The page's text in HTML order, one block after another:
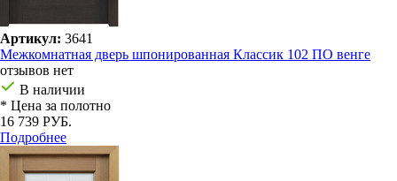
Артикул: 3641
Межкомнатная дверь шпонированная Классик 102 ПО венге
отзывов нет
В наличии
* Цена за полотно
16 739 РУБ.
Подробнее